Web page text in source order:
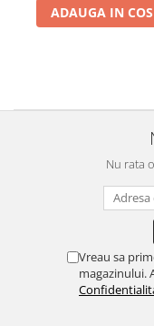
ADAUGA IN COS
Nu rata
Vreau sa
magazinului.